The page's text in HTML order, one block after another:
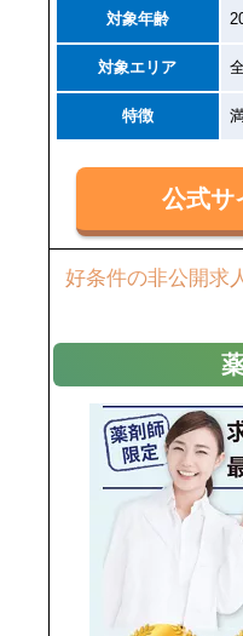
対象年齢
対象エリア
特徴
公式サ
好条件の非公開求